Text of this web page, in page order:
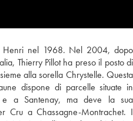
Henri nel 1968. Nel 2004, dopo
Thierry Pillot ha preso il posto di
alla sorella Chrystelle. Questa
dispone di parcelle situate in
e a Santenay, ma deve la sua
Cru a Chassagne-Montrachet. I